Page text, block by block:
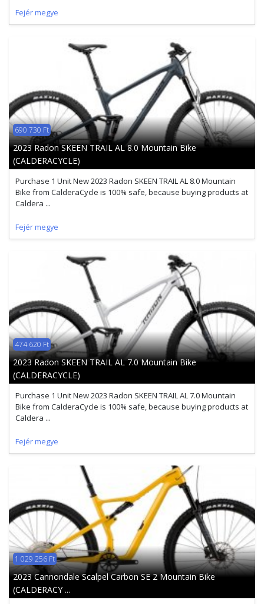
Fejér megye
690 730 Ft
2023 Radon SKEEN TRAIL AL 8.0 Mountain Bike
(CALDERACYCLE)
Purchase 1 Unit New 2023 Radon SKEEN TRAIL AL 8.0 Mountain
Bike from CalderaCycle is 100% safe, because buying products at
Caldera ...
Fejér megye
474 620 Ft
2023 Radon SKEEN TRAIL AL 7.0 Mountain Bike
(CALDERACYCLE)
Purchase 1 Unit New 2023 Radon SKEEN TRAIL AL 7.0 Mountain
Bike from CalderaCycle is 100% safe, because buying products at
Caldera ...
Fejér megye
1 029 256 Ft
2023 Cannondale Scalpel Carbon SE 2 Mountain Bike
(CALDERACY ...